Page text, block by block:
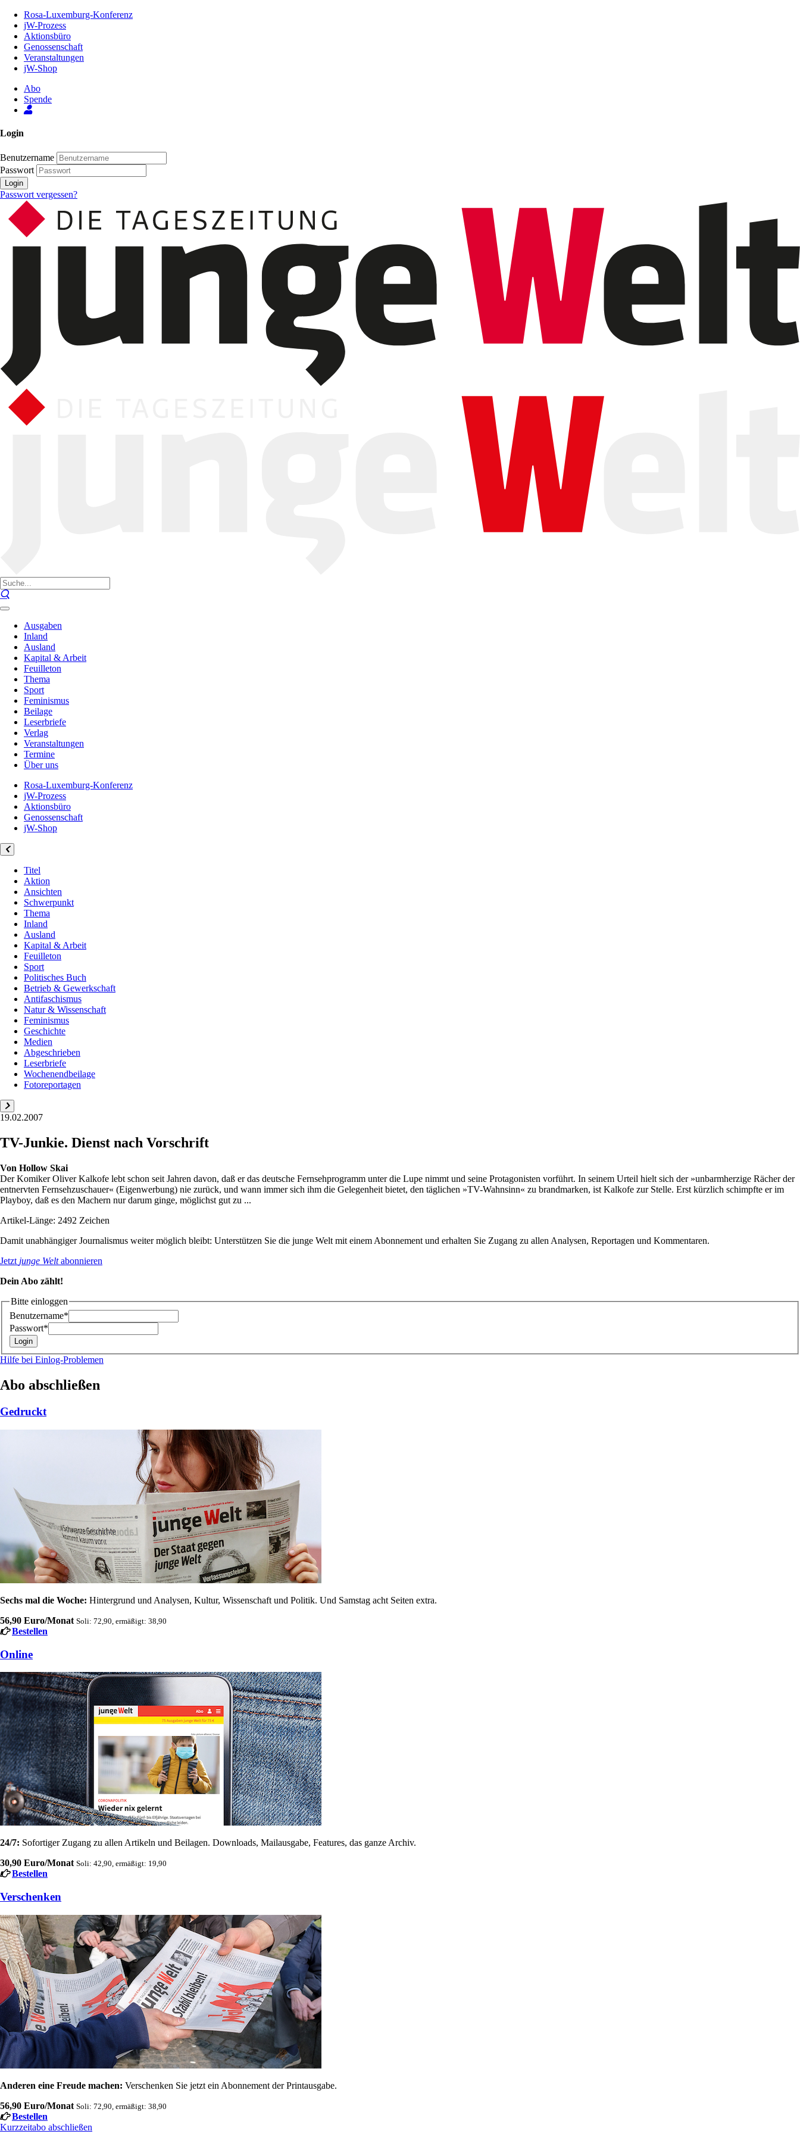
Inhalt
Seite
Rosa-Luxemburg-Konferenz
jW-Prozess
Aktionsbüro
Genossenschaft
Veranstaltungen
jW-Shop
Abo
Spende
Login
Benutzername
Passwort
Login
Passwort vergessen?
Ausgaben
Inland
Ausland
Kapital & Arbeit
Feuilleton
Thema
Sport
Feminismus
Beilage
Leserbriefe
Verlag
Veranstaltungen
Termine
Über uns
Rosa-Luxemburg-Konferenz
jW-Prozess
Aktionsbüro
Genossenschaft
jW-Shop
Titel
Aktion
Ansichten
Schwerpunkt
Thema
Inland
Ausland
Kapital & Arbeit
Feuilleton
Sport
Politisches Buch
Betrieb & Gewerkschaft
Antifaschismus
Natur & Wissenschaft
Feminismus
Geschichte
Medien
Abgeschrieben
Leserbriefe
Wochenendbeilage
Fotoreportagen
19.02.2007
TV-Junkie. Dienst nach Vorschrift
Von Hollow Skai
Der Komiker Oliver Kalkofe lebt schon seit Jahren davon, daß er das deutsche Fernsehprogramm unter die Lupe nimmt und seine Protagonisten vorführt. In seinem Urteil hielt sich der »unbarmherzige Rächer der
entnervten Fernsehzuschauer« (Eigenwerbung) nie zurück, und wann immer sich ihm die Gelegenheit bietet, den täglichen »TV-Wahnsinn« zu brandmarken, ist Kalkofe zur Stelle. Erst kürzlich schimpfte er im
Playboy, daß es den Machern nur darum ginge, möglichst gut zu ...
Artikel-Länge: 2492 Zeichen
Damit unabhängiger Journalismus weiter möglich bleibt: Unterstützen Sie die junge Welt mit einem Abonnement und erhalten Sie Zugang zu allen Analysen, Reportagen und Kommentaren.
Jetzt junge Weltabonnieren
Dein Abo zählt!
Bitte einloggen
Benutzername*
Passwort*
Hilfe bei Einlog-Problemen
Abo abschließen
Gedruckt
Sechs mal die Woche: Hintergrund und Analysen, Kultur, Wissenschaft und Politik. Und Samstag acht Seiten extra.
56,90 Euro/Monat Soli: 72,90, ermäßigt: 38,90
Bestellen
Online
24/7: Sofortiger Zugang zu allen Artikeln und Beilagen. Downloads, Mailausgabe, Features, das ganze Archiv.
30,90 Euro/Monat Soli: 42,90, ermäßigt: 19,90
Bestellen
Verschenken
Anderen eine Freude machen: Verschenken Sie jetzt ein Abonnement der Printausgabe.
56,90 Euro/Monat Soli: 72,90, ermäßigt: 38,90
Bestellen
Kurzzeitabo abschließen